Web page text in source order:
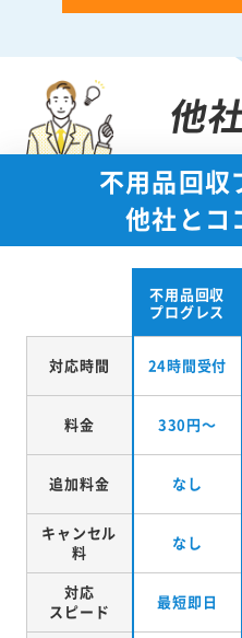
他
不用品回収
他社とコ
不用品回収
プログレス
対応時間 24時間受付
料金 330円～
追加料金 なし
キャンセル
料
なし
対応
スピード
最短即日